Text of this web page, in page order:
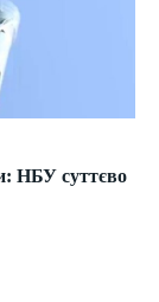
НБУ суттєво